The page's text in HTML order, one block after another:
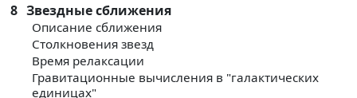
8 Звездные сближения
Описание сближения
Столкновения звезд
Время релаксации
Гравитационные вычисления в "галактических
единицах"